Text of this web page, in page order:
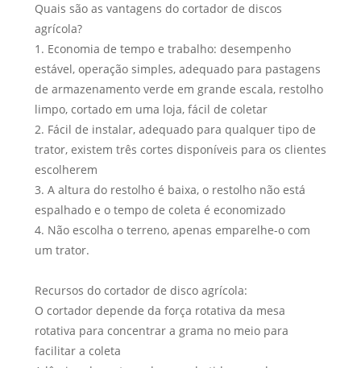
Quais são as vantagens do cortador de discos
agrícola?
1. Economia de tempo e trabalho: desempenho
estável, operação simples, adequado para pastagens
de armazenamento verde em grande escala, restolho
limpo, cortado em uma loja, fácil de coletar
2. Fácil de instalar, adequado para qualquer tipo de
trator, existem três cortes disponíveis para os clientes
escolherem
3. A altura do restolho é baixa, o restolho não está
espalhado e o tempo de coleta é economizado
4. Não escolha o terreno, apenas emparelhe-o com
um trator.
Recursos do cortador de disco agrícola:
O cortador depende da força rotativa da mesa
rotativa para concentrar a grama no meio para
facilitar a coleta